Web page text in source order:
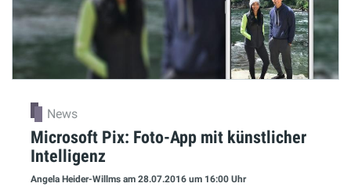
News
Microsoft Pix: Foto-App mit künstlicher
Intelligenz
Angela Heider-Willms am 28.07.2016 um 16:00 Uhr